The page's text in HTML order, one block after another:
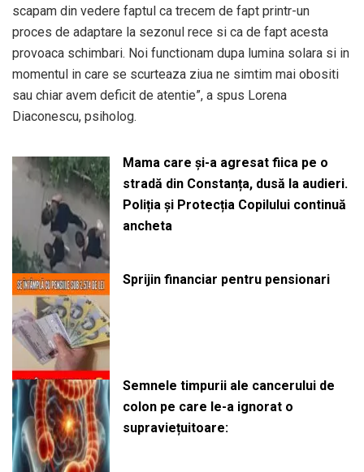
scapam din vedere faptul ca trecem de fapt printr-un
proces de adaptare la sezonul rece si ca de fapt acesta
provoaca schimbari. Noi functionam dupa lumina solara si in
momentul in care se scurteaza ziua ne simtim mai obositi
sau chiar avem deficit de atentie”, a spus Lorena
Diaconescu, psiholog.
Mama care și-a agresat fiica pe o
stradă din Constanța, dusă la audieri.
Poliția și Protecția Copilului continuă
ancheta
Sprijin financiar pentru pensionari
Semnele timpurii ale cancerului de
colon pe care le-a ignorat o
supraviețuitoare: